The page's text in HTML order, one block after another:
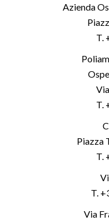
Azienda
T.
T.
Piazza
T.
T.
Via